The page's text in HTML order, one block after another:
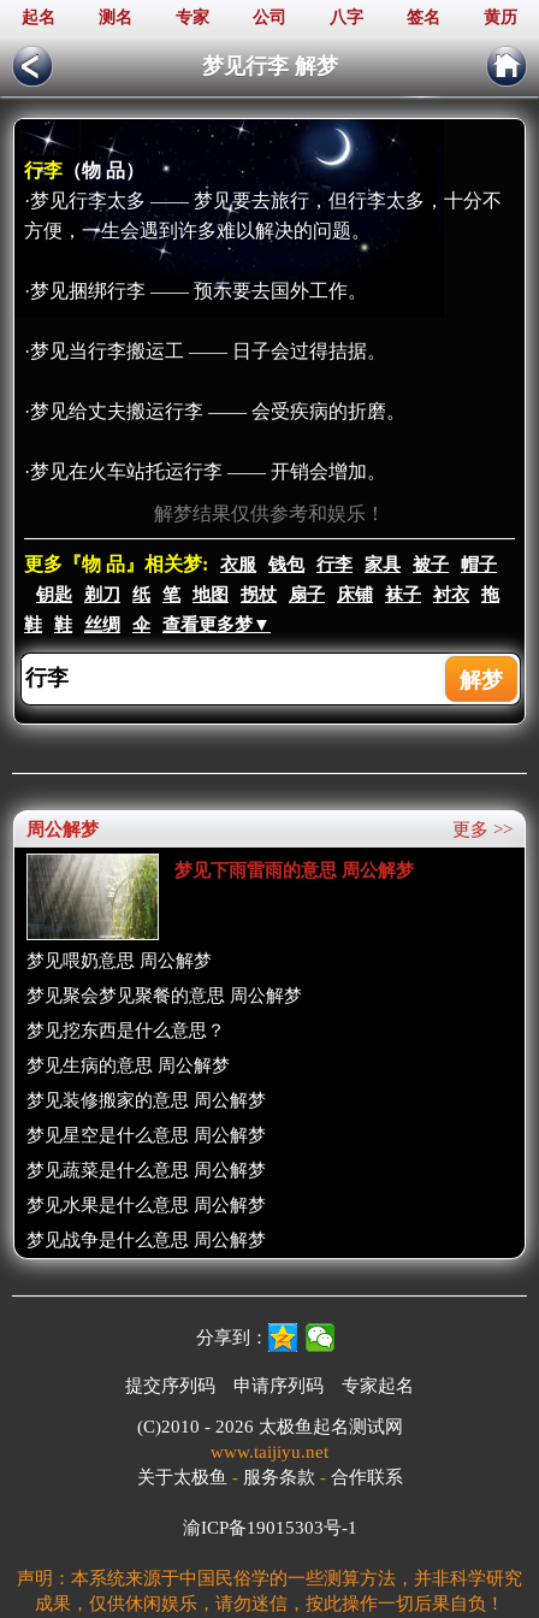
起名 测名 专家 公司 八字 签名 黄历
梦见行李 解梦
行李 （物 品）
·梦见行李太多 —— 梦见要去旅行，但行李太多，十分不
方便，一生会遇到许多难以解决的问题。
·梦见捆绑行李 —— 预示要去国外工作。
·梦见当行李搬运工 —— 日子会过得拮据。
·梦见给丈夫搬运行李 —— 会受疾病的折磨。
·梦见在火车站托运行李 —— 开销会增加。
解梦结果仅供参考和娱乐！
更多『物 品』相关梦: 衣服 钱包 行李 家具 被子
帽子
钥匙
剃刀 纸 笔 地图 拐杖 扇子 床铺 袜子 衬衣
拖
鞋
鞋 丝绸 伞 查看更多梦▼
更多 >>
周公解梦
梦见下雨雷雨的意思 周公解梦
梦见喂奶意思 周公解梦
梦见聚会梦见聚餐的意思 周公解梦
梦见挖东西是什么意思？
梦见生病的意思 周公解梦
梦见装修搬家的意思 周公解梦
梦见星空是什么意思 周公解梦
梦见蔬菜是什么意思 周公解梦
梦见水果是什么意思 周公解梦
梦见战争是什么意思 周公解梦
分享到：
提交序列码 申请序列码 专家起名
(C)2010 - 2026 太极鱼起名测试网
www.taijiyu.net
关于太极鱼 - 服务条款 - 合作联系
渝ICP备19015303号-1
声明：本系统来源于中国民俗学的一些测算方法，并非科学研究
成果，仅供休闲娱乐，请勿迷信，按此操作一切后果自负！